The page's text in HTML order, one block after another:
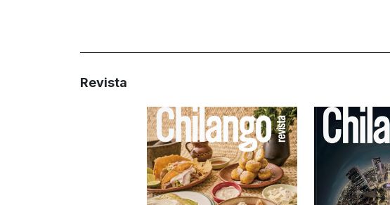
Revista